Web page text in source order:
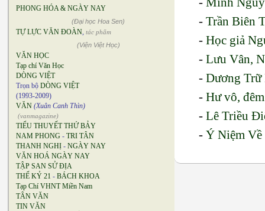
PHONG HÓA & NGÀY NAY
(Đại học Hoa Sen)
TỰ LỰC VĂN ĐOÀN, tác phẩm
(Viện Việt Học)
VĂN HỌC
Tạp chí Văn Học
DÒNG VIỆT
Trọn bộ DÒNG VIỆT
(1993-2009)
VĂN (Xuân Canh Thìn)
(vanmagazine)
TIỂU THUYẾT THỨ BẢY
NAM PHONG - TRI TÂN
THANH NGHỊ - NGÀY NAY
VĂN HOÁ NGÀY NAY
TẬP SAN SỬ ĐỊA
THẾ KỶ 21 - BÁCH KHOA
Tạp Chí VHNT Miền Nam
TÂN VĂN
TIN VĂN
-Trần Biên
-Học giả
-Lưu Vân,
-Dương Trữ
-Hư vô,
-Lê Triều
-Ý Niệm Về